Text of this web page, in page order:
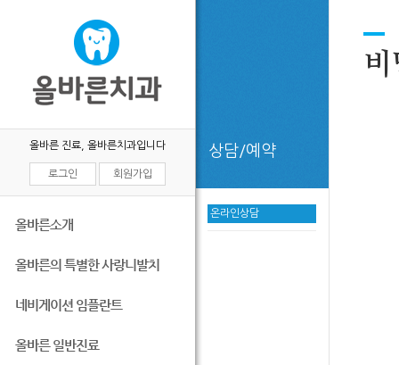
올바른 진료, 올바른치과입니다
로그인 회원가입
올바른소개
올바른의 특별한 사랑니발치
네비게이션 임플란트
올바른 일반진료
상담/예약
온라인상담
비